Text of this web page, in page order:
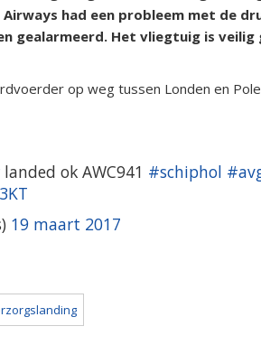
had een probleem met de
gealarmeerd. Het vliegtuig is veilig
op weg tussen Londen en
landed ok AWC941 #schiphol
19 maart 2017